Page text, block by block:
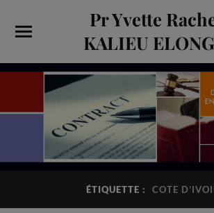
Pr Yvette
KALIEU
ÉTIQUETTE : COTE